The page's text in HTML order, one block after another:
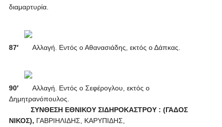
διαμαρτυρία.
87′ Αλλαγή. Εντός ο Αθανασιάδης, εκτός ο Δάπκας.
90′
Αλλαγή. Εντός ο Σεφέρογλου, εκτός ο
Δημητρανόπουλος.
ΣΥΝΘΕΣΗ ΕΘΝΙΚΟΥ ΣΙΔΗΡΟΚΑΣΤΡΟΥ : (ΓΑΔΟΣ
ΝΙΚΟΣ), ΓΑΒΡΙΗΛΙΔΗΣ, ΚΑΡΥΠΙΔΗΣ,